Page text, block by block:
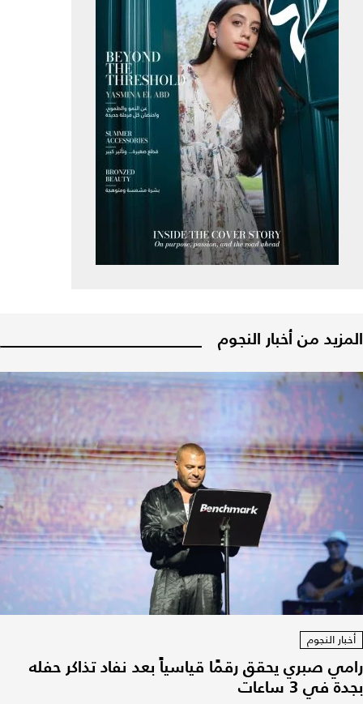
المزيد من أخبار النجوم
أخبار النجوم
رامي صبري يحقق رقمًا قياسياً بعد نفاد تذاكر حفله
بجدة في 3 ساعات